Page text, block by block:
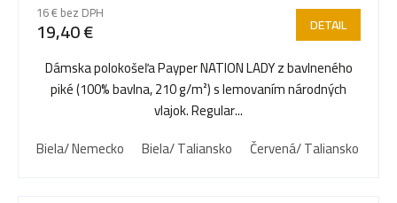
16 € bez DPH
19,40 € DETAIL
Dámska polokošeľa Payper NATION LADY z bavlneného
piké (100% bavlna, 210 g/m²) s lemovaním národných
vlajok. Regular...
Biela/ Nemecko
Biela/ Taliansko Červená/ Taliansko